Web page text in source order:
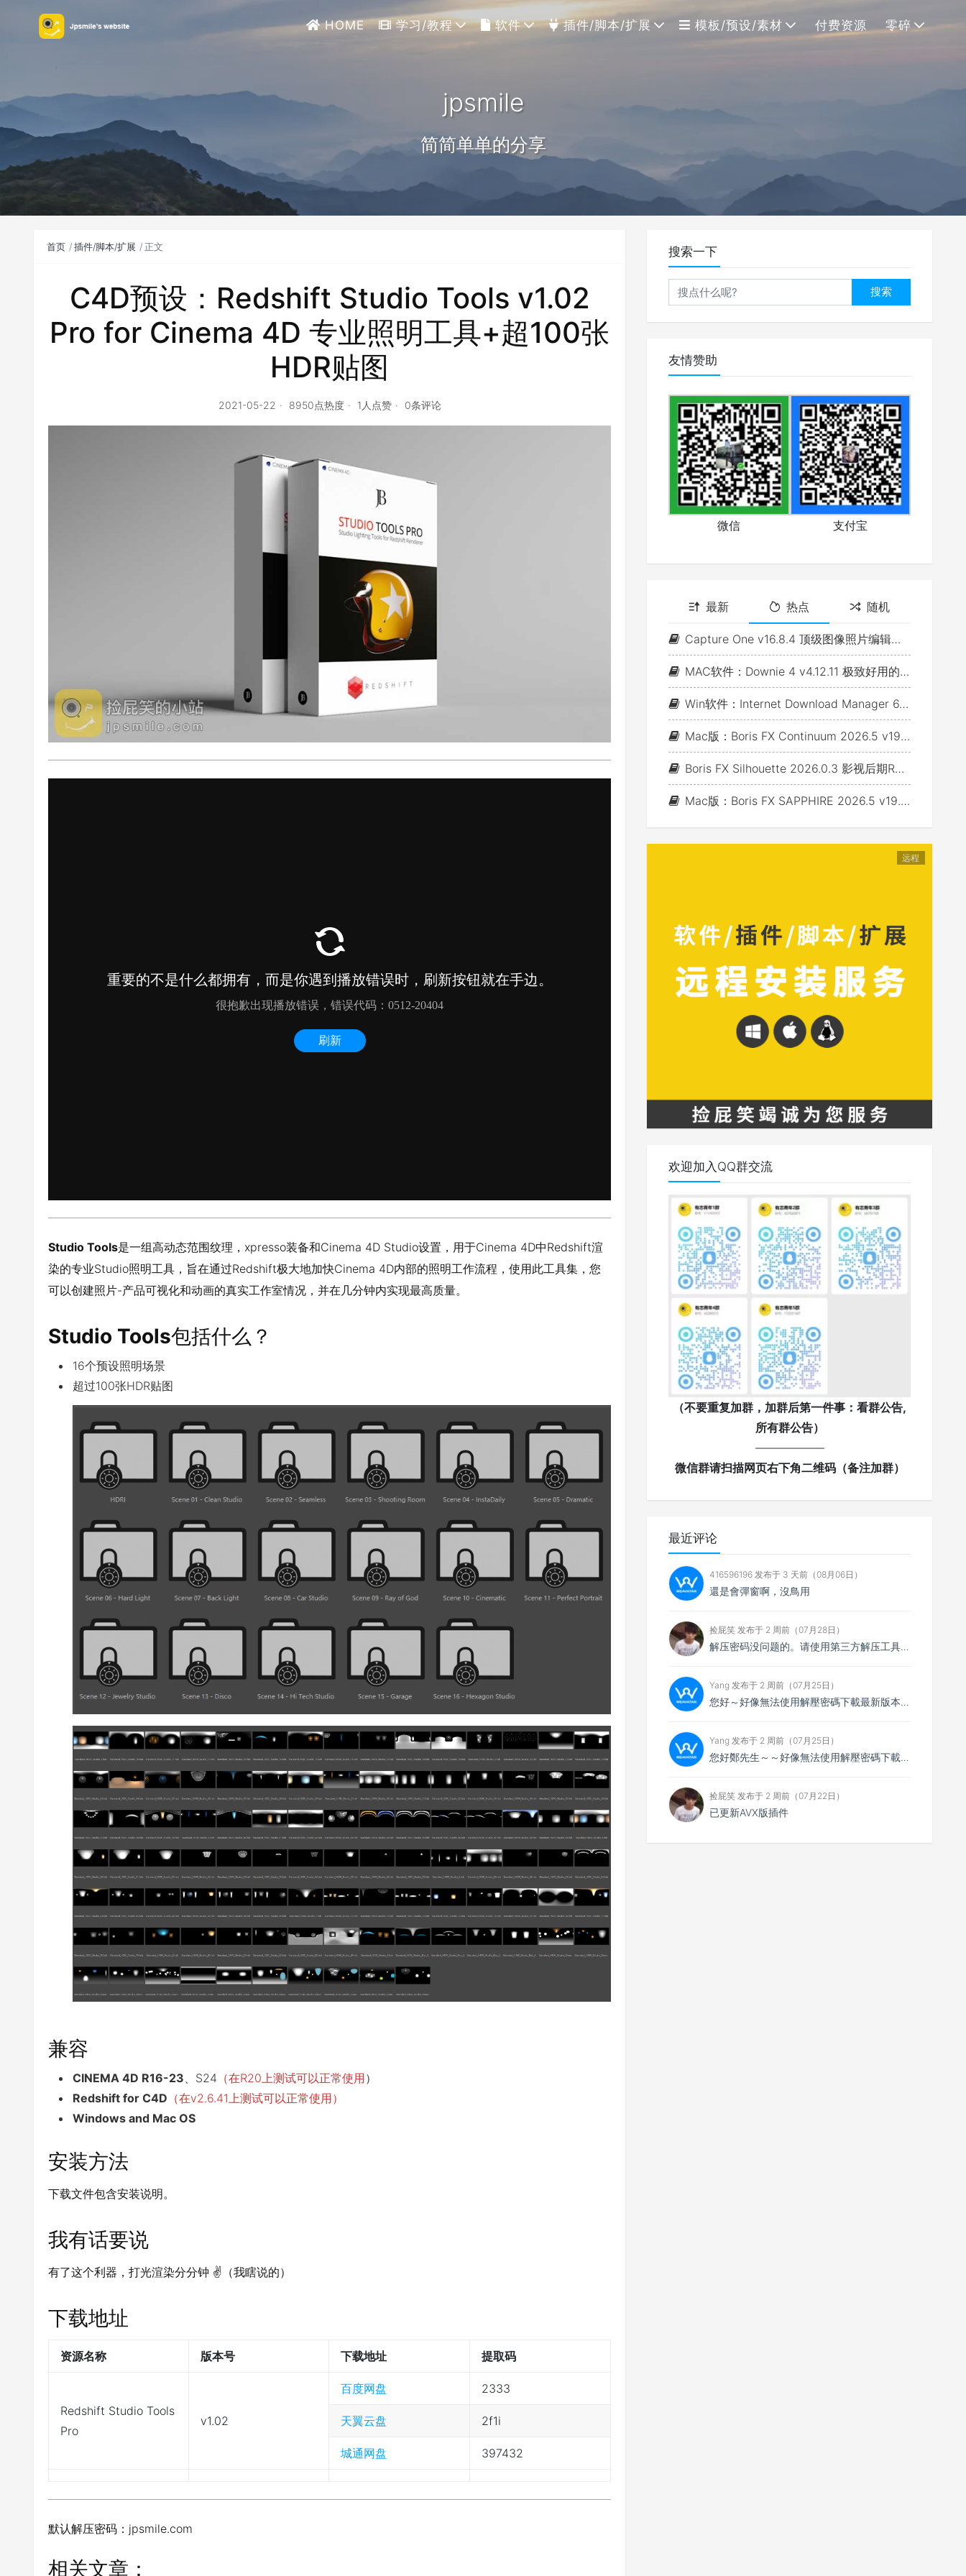
HOME 学习/教程 软件 插件/脚本/扩展 模板/预设/素材 付费资源 零碎
jpsmile
简简单单的分享
首页 插件/脚本/扩展 正文
C4D预设：Redshift Studio Tools v1.02
Pro for Cinema 4D 专业照明工具+超100张
HDR贴图
2021-05-22 8950点热度 1人点赞 0条评论
Studio Tools是一组高动态范围纹理，xpresso装备和Cinema 4D Studio设置，用于Cinema 4D中Redshift渲
染的专业Studio照明工具，旨在通过Redshift极大地加快Cinema 4D内部的照明工作流程，使用此工具集，您
可以创建照片-产品可视化和动画的真实工作室情况，并在几分钟内实现最高质量。
Studio Tools包括什么？
16个预设照明场景
超过100张HDR贴图
兼容
CINEMA 4D R16-23、S24 （在R20上测试可以正常使用）
Redshift for C4D （在v2.6.41上测试可以正常使用）
Windows and Mac OS
安装方法
下载文件包含安装说明。
我有话要说
有了这个利器，打光渲染分分钟 ✌（我瞎说的）
下载地址
资源名称 版本号 下载地址 提取码
Redshift Studio Tools
Pro
v1.02
百度网盘 2333
天翼云盘 2f1i
城通网盘 397432
默认解压密码：jpsmile.com
相关文章：
搜索一下
搜索
友情赞助
微信 支付宝
最新 热点 随机
Capture One v16.8.4 顶级图像照片编辑软件(Win&Mac)
MAC软件：Downie 4 v4.12.11 极致好用的视频下载利器
Win软件：Internet Download Manager 6.43 Build 7 - 网络资源下载神器IDM_支持下载各类网站视音频
Mac版：Boris FX Continuum 2026.5 v19.5.4_BCC视频特效及转场套装 For AE/PR/FCP/Motion/Avid/OFX(Fusion/ Resolve/Nukex等)
Boris FX Silhouette 2026.0.3 影视后期Roto抠像Paint视效合成软件+Adobe/OFX插件 (Win&Mac&Linux)
Mac版：Boris FX SAPPHIRE 2026.5 v19.5 蓝宝石视效插件_For AE/PR/Avid/OFX(Nuke/Resolve/Fusion等)
远程
欢迎加入QQ群交流
（不要重复加群，加群后第一件事：看群公告,
所有群公告）
——————
微信群请扫描网页右下角二维码（备注加群）
最近评论
416596196 发布于 3 天前（08月06日）
還是會彈窗啊，沒鳥用
捡屁笑 发布于 2 周前（07月28日）
解压密码没问题的。请使用第三方解压工具解压，比如7zip
Yang 发布于 2 周前（07月25日）
您好～好像無法使用解壓密碼下載最新版本，想請您看看
Yang 发布于 2 周前（07月25日）
您好鄭先生～～好像無法使用解壓密碼下載最新的4.0.4版本，不知能否請你協助排除障礙～
捡屁笑 发布于 2 周前（07月22日）
已更新AVX版插件